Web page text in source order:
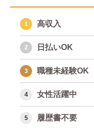
高収入
日払いOK
職種未経験OK
女性活躍中
履歴書不要